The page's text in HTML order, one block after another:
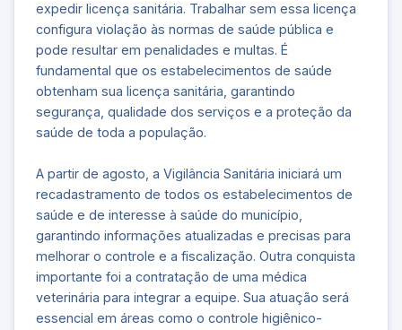
expedir licença sanitária. Trabalhar sem essa licença
configura violação às normas de saúde pública e
pode resultar em penalidades e multas. É
fundamental que os estabelecimentos de saúde
obtenham sua licença sanitária, garantindo
segurança, qualidade dos serviços e a proteção da
saúde de toda a população.
A partir de agosto, a Vigilância Sanitária iniciará um
recadastramento de todos os estabelecimentos de
saúde e de interesse à saúde do município,
garantindo informações atualizadas e precisas para
melhorar o controle e a fiscalização. Outra conquista
importante foi a contratação de uma médica
veterinária para integrar a equipe. Sua atuação será
essencial em áreas como o controle higiênico-